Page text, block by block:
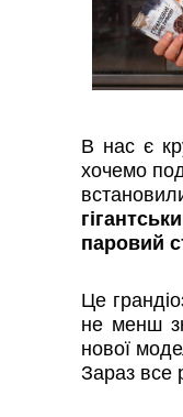
В нас є
хочемо
паровий
Це
не менш
нової
Зараз все